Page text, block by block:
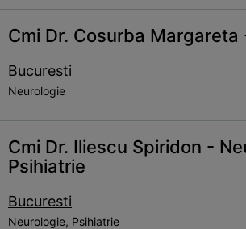
Cmi Dr. Cosurba Margareta
Bucuresti
Neurologie
Cmi Dr. Iliescu Spiridon -
Psihiatrie
Bucuresti
Neurologie, Psihiatrie